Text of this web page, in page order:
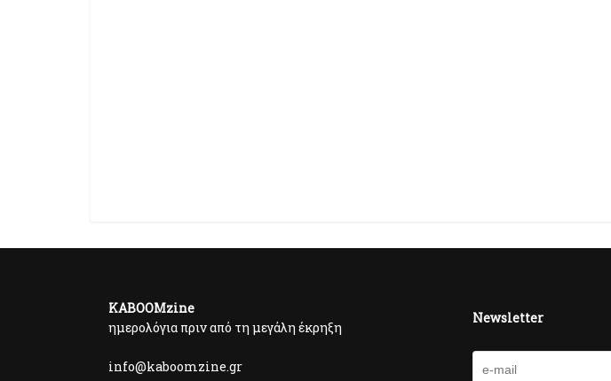
KABOOMzine
ημερολόγια πριν από τη μεγάλη έκρηξη
info@kaboomzine.gr
Newsletter